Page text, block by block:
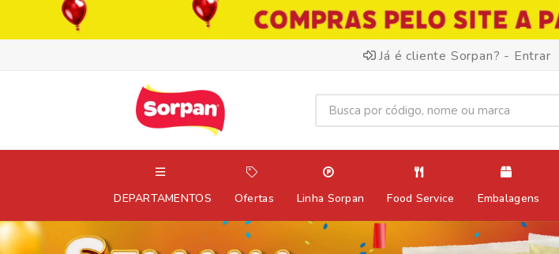
Já é cliente Sorpan? - Entrar
DEPARTAMENTOS Ofertas Linha Sorpan Food Service Embalagens